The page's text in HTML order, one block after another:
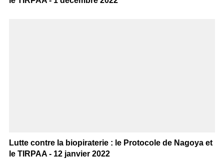
Lutte contre la biopiraterie : le Protocole de Nagoya et
le TIRPAA - 12 janvier 2022